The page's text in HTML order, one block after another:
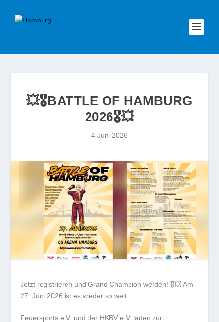
💥🎖️BATTLE OF HAMBURG
2026🎖️💥
4 Juni 2026
Jetzt registrieren und Grand Champion werden! 🎖️💥 Am
27. Juni 2026 ist es wieder so weit.
Feuersports e.V. und der HKBV e.V. laden zur